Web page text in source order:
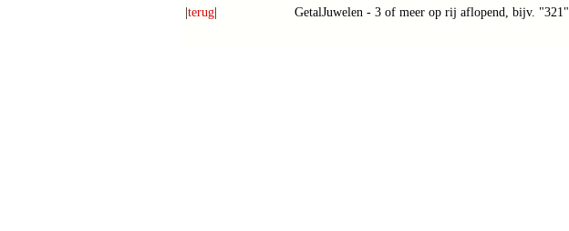
|terug| GetalJuwelen - 3 of meer op rij aflopend, bijv. "321"